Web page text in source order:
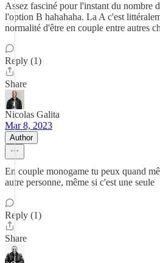
Assez fasciné pour l'instant du nombre
l'option B hahahaha. La A c'est
normalité d'être en couple entre autres
Reply (1)
Share
Nicolas Galita
Mar 8, 2023
Author
En couple monogame tu peux quand
autre personne, même si c'est une seule
Reply (1)
Share